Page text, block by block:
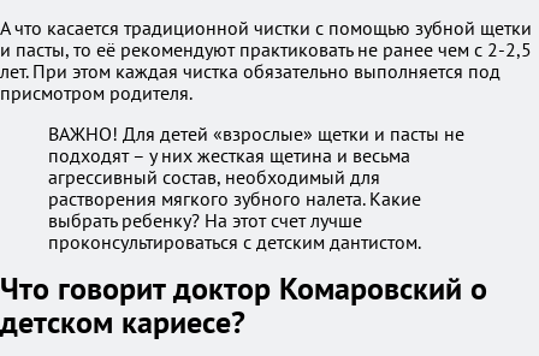
А что касается традиционной чистки с помощью зубной щетки
и пасты, то её рекомендуют практиковать не ранее чем с 2-2,5
лет. При этом каждая чистка обязательно выполняется под
присмотром родителя.
ВАЖНО! Для детей «взрослые» щетки и пасты не
подходят – у них жесткая щетина и весьма
агрессивный состав, необходимый для
растворения мягкого зубного налета. Какие
выбрать ребенку? На этот счет лучше
проконсультироваться с детским дантистом.
Что говорит доктор Комаровский о
детском кариесе?